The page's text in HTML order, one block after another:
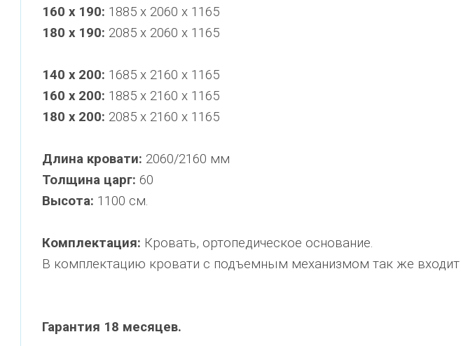
160 x 190: 1885 х 2060 х 1165
180 x 190: 2085 х 2060 х 1165
140 х 200: 1685 х 2160 х 1165
160 x 200: 1885 х 2160 х 1165
180 x 200: 2085 х 2160 х 1165
Длина кровати: 2060/2160 мм
Толщина царг: 60
Высота: 1100 см.
Комплектация: Кровать, ортопедическое основание.
В комплектацию кровати с подъемным механизмом так же входит
Гарантия 18 месяцев.